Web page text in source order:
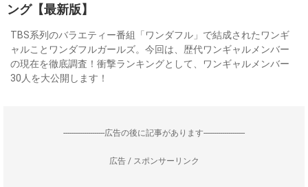
ング【最新版】
TBS系列のバラエティー番組「ワンダフル」で結成されたワンギ
ャルことワンダフルガールズ。今回は、歴代ワンギャルメンバー
の現在を徹底調査！衝撃ランキングとして、ワンギャルメンバー
30人を大公開します！
--------------------広告の後に記事があります--------------------
広告 / スポンサーリンク